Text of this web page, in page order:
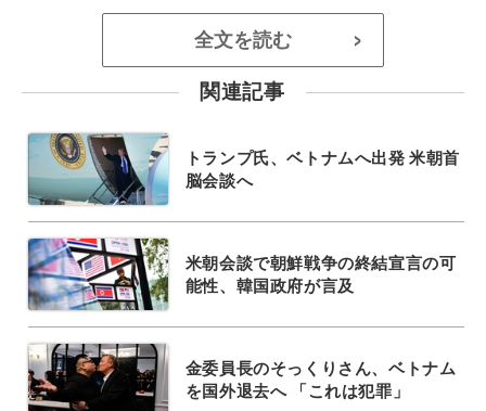
全文を読む >
関連記事
トランプ氏、ベトナムへ出発 米朝首
脳会談へ
米朝会談で朝鮮戦争の終結宣言の可
能性、韓国政府が言及
金委員長のそっくりさん、ベトナム
を国外退去へ 「これは犯罪」